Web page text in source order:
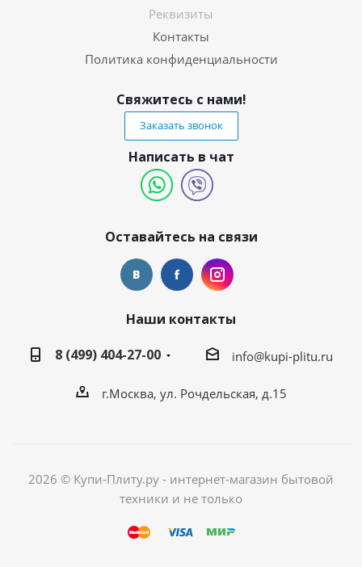
Реквизиты
Контакты
Политика конфиденциальности
Свяжитесь с нами!
Заказать звонок
Написать в чат
Оставайтесь на связи
Наши контакты
8 (499) 404-27-00
info@kupi-plitu.ru
г.Москва, ул. Рочдельская, д.15
2026 © Купи-Плиту.ру - интернет-магазин бытовой
техники и не только